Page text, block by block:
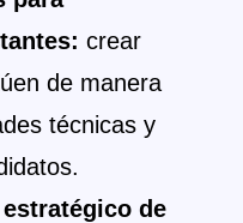
crear
de manera
técnicas y
de